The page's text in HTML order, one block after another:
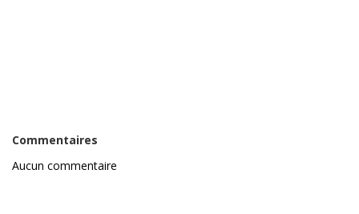
Commentaires
Aucun commentaire